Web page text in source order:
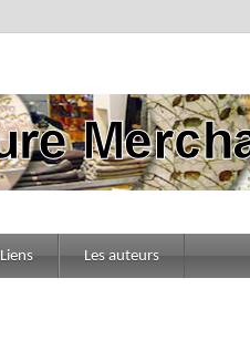
Liens Les auteurs